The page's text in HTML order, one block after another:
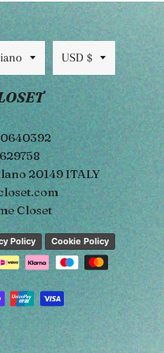
Valuta
USD $
20149 ITALY
Closet
Policy Cookie Policy
Metodi
di
pagamento